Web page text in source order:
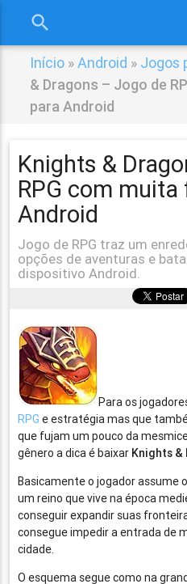
search
Início »Android » Jogos
& Dragons – Jogo de
para Android
Knights &
RPG com
Android
Jogo de RPG traz um
opções de aventuras e
dispositivo Android.
Para os
RPG e estratégia mas que
que fujam um pouco da
gênero a dica é baixar Knights &
Basicamente o jogador assume
um reino que vive na época
conseguir expandir suas
consegue impedir a entrada de
cidade.
O esquema segue como na